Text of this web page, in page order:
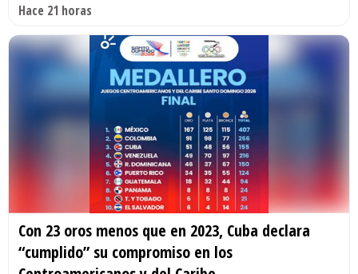
Hace 21 horas
Con 23 oros menos que en 2023, Cuba declara
“cumplido” su compromiso en los